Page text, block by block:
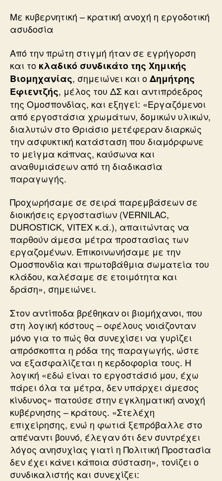
Με κυβερνητική – κρατική ανοχή η εργοδοτική
ασυδοσία
Από την πρώτη στιγμή ήταν σε εγρήγορση
και το κλαδικό συνδικάτο της Χημικής
Βιομηχανίας, σημειώνει και οΔημήτρης
Εφιεντζής, μέλος του ΔΣ και αντιπρόεδρος
της Ομοσπονδίας, και εξηγεί: «Εργαζόμενοι
από εργοστάσια χρωμάτων, δομικών υλικών,
διαλυτών στο Θριάσιο μετέφεραν διαρκώς
την ασφυκτική κατάσταση που διαμόρφωνε
το μείγμα κάπνας, καύσωνα και
αναθυμιάσεων από τη διαδικασία
παραγωγής.
Προχωρήσαμε σε σειρά παρεμβάσεων σε
διοικήσεις εργοστασίων (VERNILAC,
DUROSTICK, VITEX κ.ά.), απαιτώντας να
παρθούν άμεσα μέτρα προστασίας των
εργαζομένων. Επικοινωνήσαμε με την
Ομοσπονδία και πρωτοβάθμια σωματεία του
κλάδου, καλέσαμε σε ετοιμότητα και
δράση», σημειώνει.
Στον αντίποδα βρέθηκαν οι βιομήχανοι, που
στη λογική κόστους – οφέλους νοιάζονταν
μόνο για το πώς θα συνεχίσει να γυρίζει
απρόσκοπτα η ρόδα της παραγωγής, ώστε
να εξασφαλίζεται η κερδοφορία τους. Η
λογική «εδώ είναι το εργοστάσιό μου, έχω
πάρει όλα τα μέτρα, δεν υπάρχει άμεσος
κίνδυνος» πατούσε στην εγκληματική ανοχή
κυβέρνησης – κράτους. «Στελέχη
επιχείρησης, ενώ η φωτιά ξεπρόβαλλε στο
απέναντι βουνό, έλεγαν ότι δεν συντρέχει
λόγος ανησυχίας γιατί η Πολιτική Προστασία
δεν έχει κάνει κάποια σύσταση», τονίζει ο
συνδικαλιστής και συνεχίζει: